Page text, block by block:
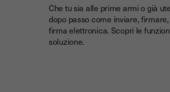
Che tu sia alle prime armi o già
dopo passo come inviare,
firma elettronica. Scopri le
soluzione.